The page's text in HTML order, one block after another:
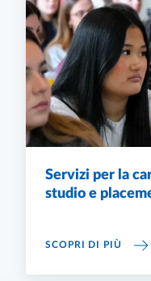
Servizi per la
studio e
SCOPRI DI PIÙ